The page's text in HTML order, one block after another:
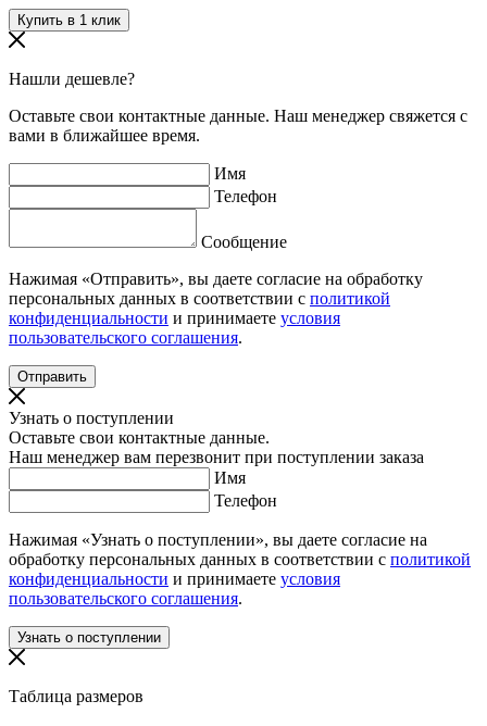
Нашли дешевле?
Оставьте свои контактные данные. Наш менеджер свяжется с
вами в ближайшее время.
Имя
Телефон
Сообщение
Нажимая «Отправить», вы даете согласие на обработку
персональных данных в соответствии с политикой
конфиденциальности и принимаете условия
пользовательского соглашения.
Узнать о поступлении
Оставьте свои контактные данные.
Наш менеджер вам перезвонит при поступлении заказа
Имя
Телефон
Нажимая «Узнать о поступлении», вы даете согласие на
обработку персональных данных в соответствии с политикой
конфиденциальности и принимаете условия
пользовательского соглашения.
Таблица размеров